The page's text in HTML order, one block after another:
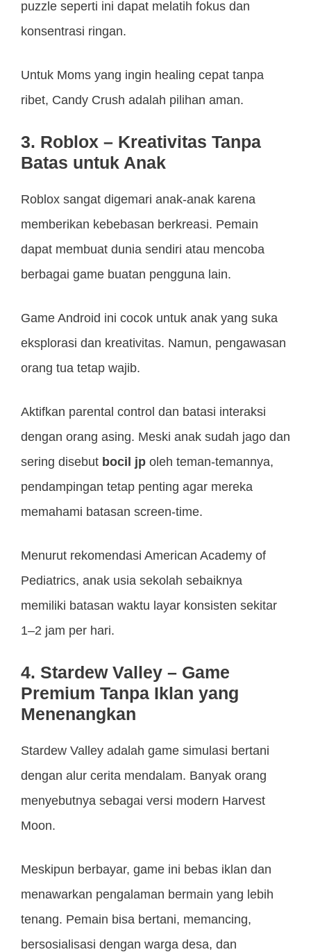
puzzle seperti ini dapat melatih fokus dan
konsentrasi ringan.
Untuk Moms yang ingin healing cepat tanpa
ribet, Candy Crush adalah pilihan aman.
3. Roblox – Kreativitas Tanpa
Batas untuk Anak
Roblox sangat digemari anak-anak karena
memberikan kebebasan berkreasi. Pemain
dapat membuat dunia sendiri atau mencoba
berbagai game buatan pengguna lain.
Game Android ini cocok untuk anak yang suka
eksplorasi dan kreativitas. Namun, pengawasan
orang tua tetap wajib.
Aktifkan parental control dan batasi interaksi
dengan orang asing. Meski anak sudah jago dan
sering disebut bocil jp oleh teman-temannya,
pendampingan tetap penting agar mereka
memahami batasan screen-time.
Menurut rekomendasi American Academy of
Pediatrics, anak usia sekolah sebaiknya
memiliki batasan waktu layar konsisten sekitar
1–2 jam per hari.
4. Stardew Valley – Game
Premium Tanpa Iklan yang
Menenangkan
Stardew Valley adalah game simulasi bertani
dengan alur cerita mendalam. Banyak orang
menyebutnya sebagai versi modern Harvest
Moon.
Meskipun berbayar, game ini bebas iklan dan
menawarkan pengalaman bermain yang lebih
tenang. Pemain bisa bertani, memancing,
bersosialisasi dengan warga desa, dan